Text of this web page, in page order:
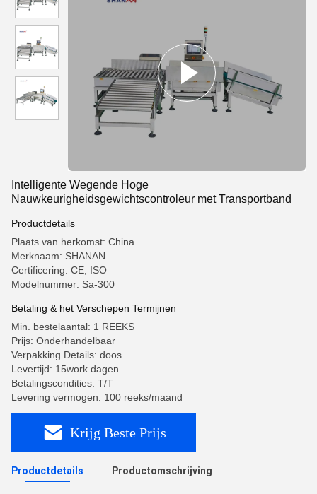
Intelligente Wegende Hoge
Nauwkeurigheidsgewichtscontroleur met Transportband
Productdetails
Plaats van herkomst: China
Merknaam: SHANAN
Certificering: CE, ISO
Modelnummer: Sa-300
Betaling & het Verschepen Termijnen
Min. bestelaantal: 1 REEKS
Prijs: Onderhandelbaar
Verpakking Details: doos
Levertijd: 15work dagen
Betalingscondities: T/T
Levering vermogen: 100 reeks/maand
Krijg Beste Prijs
Productdetails Productomschrijving